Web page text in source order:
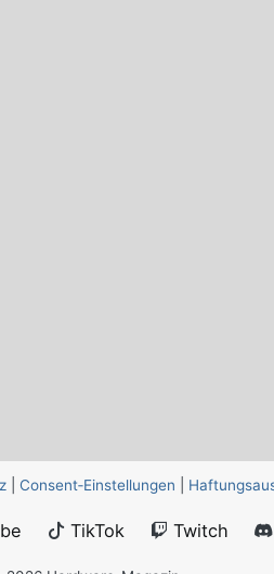
Consent‑Einstellungen
TikTok Twitch